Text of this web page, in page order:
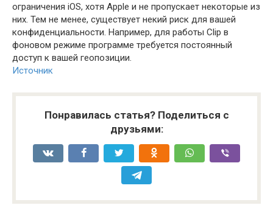
ограничения iOS, хотя Apple и не пропускает некоторые из
них. Тем не менее, существует некий риск для вашей
конфиденциальности. Например, для работы Clip в
фоновом режиме программе требуется постоянный
доступ к вашей геопозиции.
Источник
Понравилась статья? Поделиться с
друзьями: